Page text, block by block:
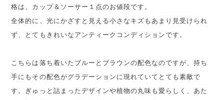
格は、カップ＆ソーサー１点のお値段です。
全体的に、光にかざすと見える小さなキズもあまり見受けられ
ず、とてもきれいなアンティークコンディションです。
こちらは落ち着いたブルーとブラウンの配色なのですが、持ち
手にもその配色がグラデーションに現れていてとても素敵で
す。ぎゅっと詰まったデザインや植物の丸味も愛らしく、あた